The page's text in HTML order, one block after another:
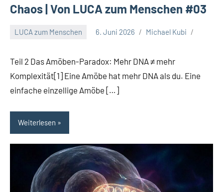
Chaos | Von LUCA zum Menschen #03
LUCA zum Menschen 6. Juni 2026 Michael Kubi
Teil 2 Das Amöben-Paradox: Mehr DNA ≠ mehr
Komplexität[1] Eine Amöbe hat mehr DNA als du. Eine
einfache einzellige Amöbe […]
Weiterlesen